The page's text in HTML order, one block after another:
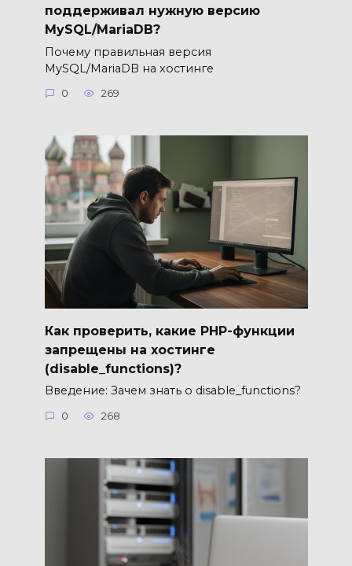
поддерживал нужную версию
MySQL/MariaDB?
Почему правильная версия
MySQL/MariaDB на хостинге
0 269
Как проверить, какие PHP-функции
запрещены на хостинге
(disable_functions)?
Введение: Зачем знать о disable_functions?
0 268